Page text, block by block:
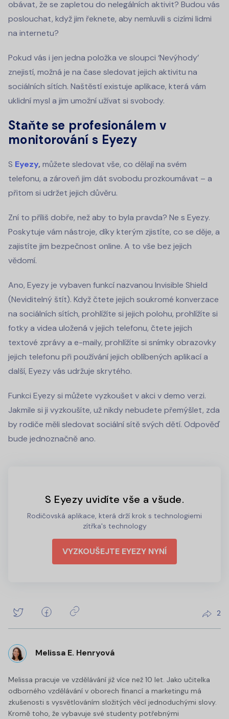
obávat, že se zapletou do nelegálních aktivit? Budou vás
poslouchat, když jim řeknete, aby nemluvili s cizími lidmi
na internetu?
Pokud vás i jen jedna položka ve sloupci ‘Nevýhody’
znejistí, možná je na čase sledovat jejich aktivitu na
sociálních sítích. Naštěstí existuje aplikace, která vám
uklidní mysl a jim umožní užívat si svobody.
Staňte se profesionálem v
monitorování s Eyezy
S Eyezy, můžete sledovat vše, co dělají na svém
telefonu, a zároveň jim dát svobodu prozkoumávat – a
přitom si udržet jejich důvěru.
Zní to příliš dobře, než aby to byla pravda? Ne s Eyezy.
Poskytuje vám nástroje, díky kterým zjistíte, co se děje, a
zajistíte jim bezpečnost online. A to vše bez jejich
vědomí.
Ano, Eyezy je vybaven funkcí nazvanou Invisible Shield
(Neviditelný štít). Když čtete jejich soukromé konverzace
na sociálních sítích, prohlížíte si jejich polohu, prohlížíte si
fotky a videa uložená v jejich telefonu, čtete jejich
textové zprávy a e-maily, prohlížíte si snímky obrazovky
jejich telefonu při používání jejich oblíbených aplikací a
další, Eyezy vás udržuje skrytého.
Funkci Eyezy si můžete vyzkoušet v akci v demo verzi.
Jakmile si ji vyzkoušíte, už nikdy nebudete přemýšlet, zda
by rodiče měli sledovat sociální sítě svých dětí. Odpověď
bude jednoznačně ano.
S Eyezy uvidíte vše a všude.
Rodičovská aplikace, která drží krok s technologiemi
zítřka's technology
VYZKOUŠEJTE EYEZY NYNÍ
2
Melissa E. Henryová
Melissa pracuje ve vzdělávání již více než 10 let. Jako učitelka
odborného vzdělávání v oborech financí a marketingu má
zkušenosti s vysvětlováním složitých věcí jednoduchými slovy.
Kromě toho, že vybavuje své studenty potřebnými